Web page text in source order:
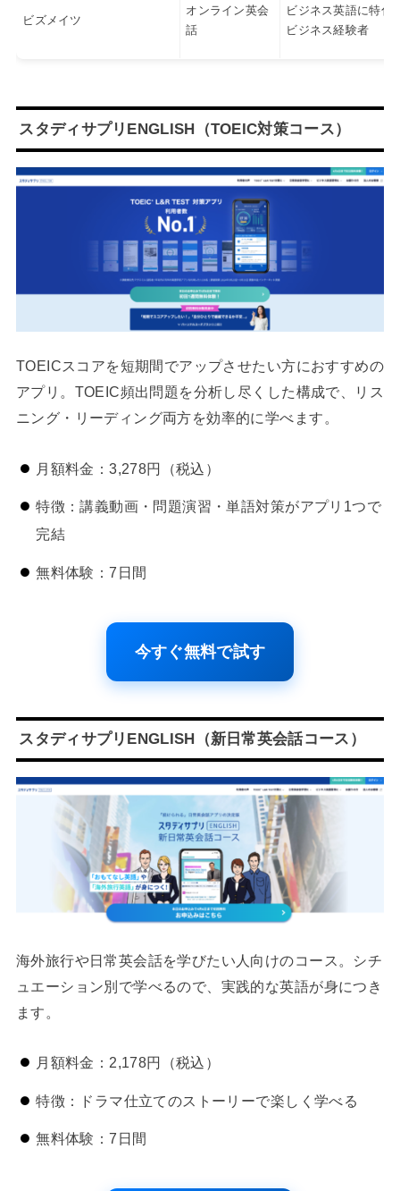
ビズメイツ
オンライン英会
話
ビジネス英語に特化
ビジネス経験者
スタディサプリENGLISH（TOEIC対策コース）
TOEICスコアを短期間でアップさせたい方におすすめの
アプリ。TOEIC頻出問題を分析し尽くした構成で、リス
ニング・リーディング両方を効率的に学べます。
月額料金：3,278円（税込）
特徴：講義動画・問題演習・単語対策がアプリ1つで
完結
無料体験：7日間
今すぐ無料で試す
スタディサプリENGLISH（新日常英会話コース）
海外旅行や日常英会話を学びたい人向けのコース。シチ
ュエーション別で学べるので、実践的な英語が身につき
ます。
月額料金：2,178円（税込）
特徴：ドラマ仕立てのストーリーで楽しく学べる
無料体験：7日間